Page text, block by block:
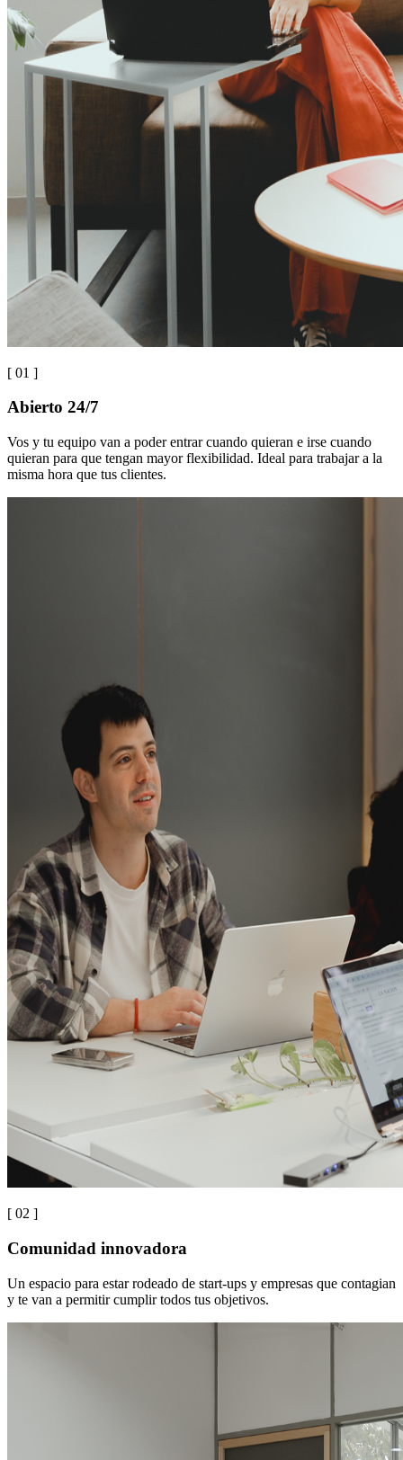
[ 01 ]
Abierto 24/7
Vos y tu equipo van a poder entrar cuando quieran e irse cuando
quieran para que tengan mayor flexibilidad. Ideal para trabajar a la
misma hora que tus clientes.
[ 02 ]
Comunidad innovadora
Un espacio para estar rodeado de start-ups y empresas que contagian
y te van a permitir cumplir todos tus objetivos.